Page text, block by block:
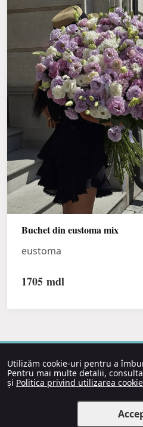
Buchet din eustoma mix
eustoma
1705 mdl
Utilizăm cookie-uri pentru a
Pentru mai multe detalii,
și Politica privind utilizarea